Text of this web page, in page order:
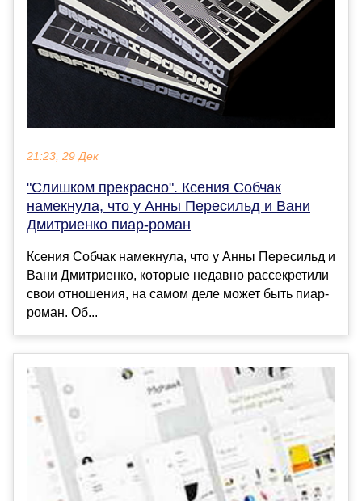
21:23, 29 Дек
"Слишком прекрасно". Ксения Собчак
намекнула, что у Анны Пересильд и Вани
Дмитриенко пиар-роман
Ксения Собчак намекнула, что у Анны Пересильд и
Вани Дмитриенко, которые недавно рассекретили
свои отношения, на самом деле может быть пиар-
роман. Об...